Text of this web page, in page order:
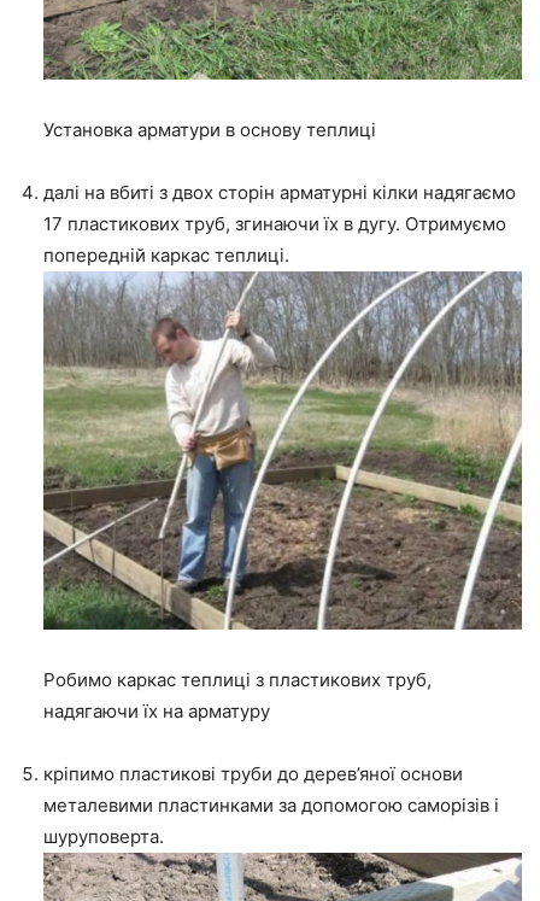
Установка арматури в основу теплиці
далі на вбиті з двох сторін арматурні кілки надягаємо
17 пластикових труб, згинаючи їх в дугу. Отримуємо
попередній каркас теплиці.
Робимо каркас теплиці з пластикових труб,
надягаючи їх на арматуру
кріпимо пластикові труби до дерев’яної основи
металевими пластинками за допомогою саморізів і
шуруповерта.